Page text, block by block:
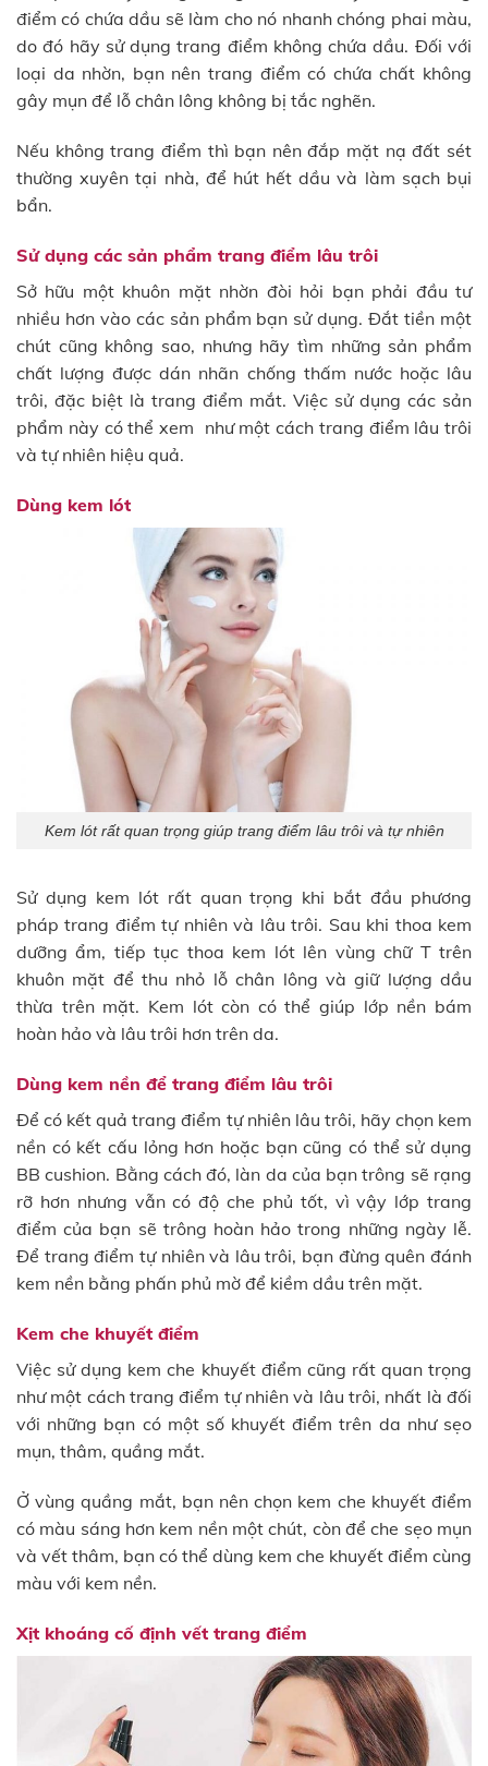
điểm có chứa dầu sẽ làm cho nó nhanh chóng phai màu,
do đó hãy sử dụng trang điểm không chứa dầu. Đối với
loại da nhờn, bạn nên trang điểm có chứa chất không
gây mụn để lỗ chân lông không bị tắc nghẽn.
Nếu không trang điểm thì bạn nên đắp mặt nạ đất sét
thường xuyên tại nhà, để hút hết dầu và làm sạch bụi
bẩn.
Sử dụng các sản phẩm trang điểm lâu trôi
Sở hữu một khuôn mặt nhờn đòi hỏi bạn phải đầu tư
nhiều hơn vào các sản phẩm bạn sử dụng. Đắt tiền một
chút cũng không sao, nhưng hãy tìm những sản phẩm
chất lượng được dán nhãn chống thấm nước hoặc lâu
trôi, đặc biệt là trang điểm mắt. Việc sử dụng các sản
phẩm này có thể xem như một cách trang điểm lâu trôi
và tự nhiên hiệu quả.
Dùng kem lót
Kem lót rất quan trọng giúp trang điểm lâu trôi và tự nhiên
Sử dụng kem lót rất quan trọng khi bắt đầu phương
pháp trang điểm tự nhiên và lâu trôi. Sau khi thoa kem
dưỡng ẩm, tiếp tục thoa kem lót lên vùng chữ T trên
khuôn mặt để thu nhỏ lỗ chân lông và giữ lượng dầu
thừa trên mặt. Kem lót còn có thể giúp lớp nền bám
hoàn hảo và lâu trôi hơn trên da.
Dùng kem nền để trang điểm lâu trôi
Để có kết quả trang điểm tự nhiên lâu trôi, hãy chọn kem
nền có kết cấu lỏng hơn hoặc bạn cũng có thể sử dụng
BB cushion. Bằng cách đó, làn da của bạn trông sẽ rạng
rỡ hơn nhưng vẫn có độ che phủ tốt, vì vậy lớp trang
điểm của bạn sẽ trông hoàn hảo trong những ngày lễ.
Để trang điểm tự nhiên và lâu trôi, bạn đừng quên đánh
kem nền bằng phấn phủ mờ để kiềm dầu trên mặt.
Kem che khuyết điểm
Việc sử dụng kem che khuyết điểm cũng rất quan trọng
như một cách trang điểm tự nhiên và lâu trôi, nhất là đối
với những bạn có một số khuyết điểm trên da như sẹo
mụn, thâm, quầng mắt.
Ở vùng quầng mắt, bạn nên chọn kem che khuyết điểm
có màu sáng hơn kem nền một chút, còn để che sẹo mụn
và vết thâm, bạn có thể dùng kem che khuyết điểm cùng
màu với kem nền.
Xịt khoáng cố định vết trang điểm